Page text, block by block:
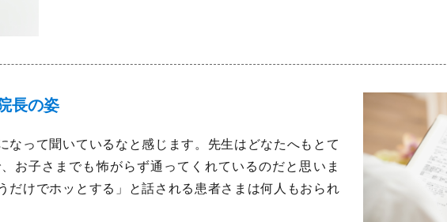
長の姿
なって聞いているなと感じます。先生はどなたへもとて
お子さまでも怖がらず通ってくれているのだと思いま
だけでホッとする」と話される患者さまは何人もおられ